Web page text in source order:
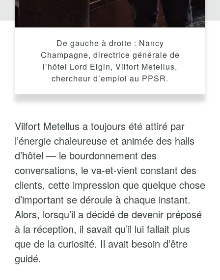
De gauche à droite : Nancy
Champagne, directrice générale de
l’hôtel Lord Elgin, Vilfort Metellus,
chercheur d’emploi au PPSR.
Vilfort Metellus a toujours été attiré par
l’énergie chaleureuse et animée des halls
d’hôtel — le bourdonnement des
conversations, le va-et-vient constant des
clients, cette impression que quelque chose
d’important se déroule à chaque instant.
Alors, lorsqu’il a décidé de devenir préposé
à la réception, il savait qu’il lui fallait plus
que de la curiosité. Il avait besoin d’être
guidé.